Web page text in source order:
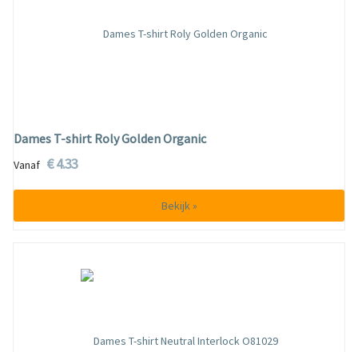
Dames T-shirt Roly Golden Organic
Vanaf € 4.33
Bekijk »